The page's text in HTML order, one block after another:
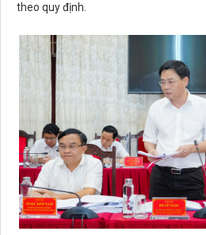
theo quy định.